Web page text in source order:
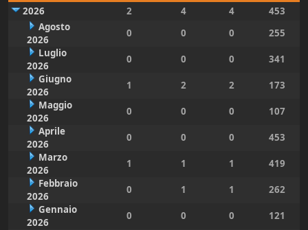
2026
2 4 4
453
Agosto
2026
0 0 0
255
Luglio
2026
0 0 0
341
Giugno
2026
1 2 2
173
Maggio
2026
0 0 0
107
Aprile
2026
0 0 0
453
Marzo
2026
1 1 1
419
Febbraio
2026
0 1 1
262
Gennaio
2026
0 0 0
121